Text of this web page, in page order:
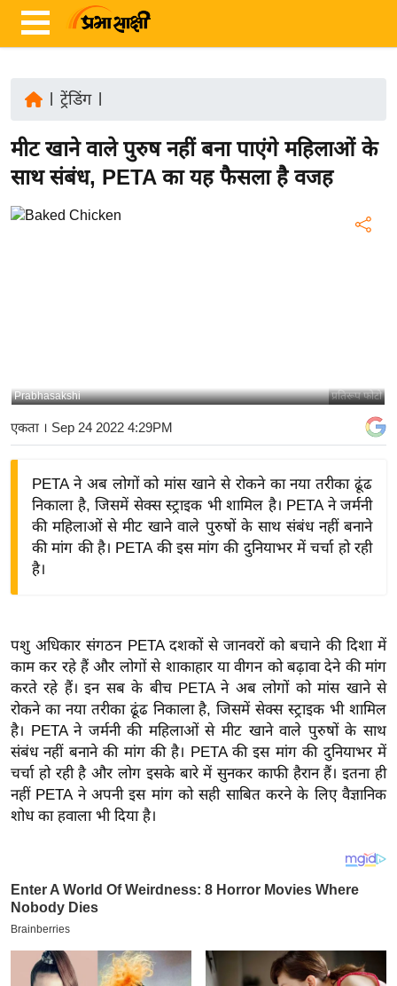
ज़ा
ख
र
ष्ट्री
बि
द्यो
त
वि
शे
ष
ज्ञ
रा
य
खे
ल
क्रि
के
ट्रेंडिंग|
मीट खाने वाले पुरुष नहीं बना पाएंगे महिलाओं के
साथ संबंध, PETA का यह फैसला है वजह
प्रतिरूप फोटो
Prabhasakshi
एकता । Sep 24 2022 4:29PM
PETA ने अब लोगों को मांस खाने से रोकने का नया तरीका ढूंढ
निकाला है, जिसमें सेक्स स्ट्राइक भी शामिल है। PETA ने जर्मनी
की महिलाओं से मीट खाने वाले पुरुषों के साथ संबंध नहीं बनाने
की मांग की है। PETA की इस मांग की दुनियाभर में चर्चा हो रही
है।
पशु अधिकार संगठन PETA दशकों से जानवरों को बचाने की दिशा में
काम कर रहे हैं और लोगों से शाकाहार या वीगन को बढ़ावा देने की मांग
करते रहे हैं। इन सब के बीच PETA ने अब लोगों को मांस खाने से
रोकने का नया तरीका ढूंढ निकाला है, जिसमें सेक्स स्ट्राइक भी शामिल
है। PETA ने जर्मनी की महिलाओं से मीट खाने वाले पुरुषों के साथ
संबंध नहीं बनाने की मांग की है। PETA की इस मांग की दुनियाभर में
चर्चा हो रही है और लोग इसके बारे में सुनकर काफी हैरान हैं। इतना ही
नहीं PETA ने अपनी इस मांग को सही साबित करने के लिए वैज्ञानिक
शोध का हवाला भी दिया है।